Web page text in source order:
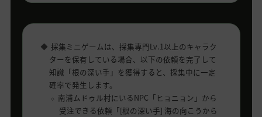
採集ミニゲームは、採集専門Lv.1以上のキャラク
ターを保有している場合、以下の依頼を完了して
知識「根の深い手」を獲得すると、採集中に一定
確率で発生します。
南浦ムドゥル村にいるNPC「ヒョニョン」から
受注できる依頼「[根の深い手] 海の向こうから